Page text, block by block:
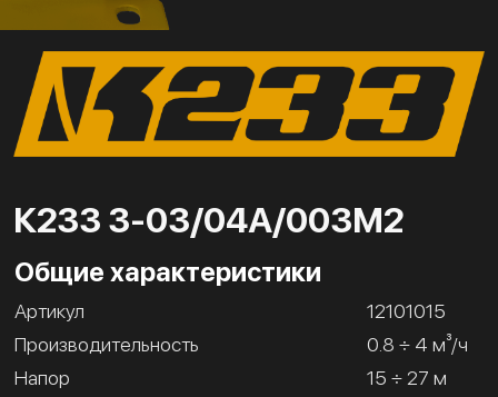
К233 3-03/04А/003М2
Общие характеристики
Артикул
12101015
Производительность
0.8 ÷ 4 м³/ч
Напор
15 ÷ 27 м